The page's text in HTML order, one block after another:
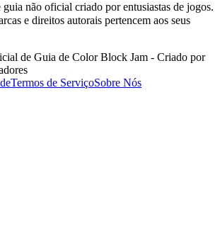
guia não oficial criado por entusiastas de jogos.
e direitos autorais pertencem aos seus
de Guia de Color Block Jam - Criado por
Termos de ServiçoSobre Nós